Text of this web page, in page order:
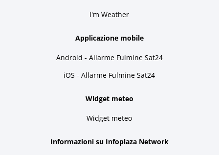
I'm Weather
Applicazione mobile
Android - Allarme Fulmine Sat24
iOS - Allarme Fulmine Sat24
Widget meteo
Widget meteo
Informazioni su Infoplaza Network